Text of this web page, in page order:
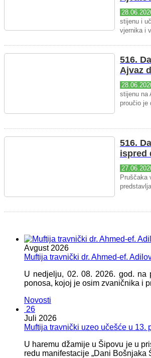
stijenu i
vjernika i
516.
Ajvaz
stijenu na
proučio je
516.
ispred
Pruščaka
Avgust 2026
Muftija travnički dr. Ahmed-ef.
U nedjelju, 02. 08. 2026. god.
ponosa, kojoj je osim zvaničnika i
Novosti
26
Juli 2026
Muftija travnički uzeo učešće u
U haremu džamije u Šipovu je u
redu manifestacije „Dani Bošnjaka